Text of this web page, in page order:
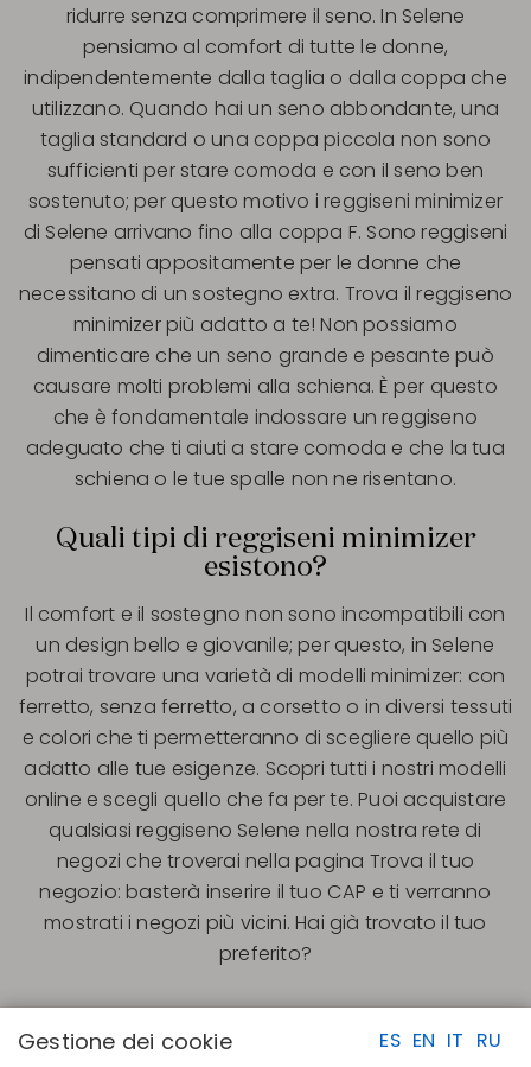
ridurre senza comprimere il seno. In Selene
pensiamo al comfort di tutte le donne,
indipendentemente dalla taglia o dalla coppa che
utilizzano. Quando hai un seno abbondante, una
taglia standard o una coppa piccola non sono
sufficienti per stare comoda e con il seno ben
sostenuto; per questo motivo i reggiseni minimizer
di Selene arrivano fino alla coppa F. Sono reggiseni
pensati appositamente per le donne che
necessitano di un sostegno extra. Trova il reggiseno
minimizer più adatto a te! Non possiamo
dimenticare che un seno grande e pesante può
causare molti problemi alla schiena. È per questo
che è fondamentale indossare un reggiseno
adeguato che ti aiuti a stare comoda e che la tua
schiena o le tue spalle non ne risentano.
Quali tipi di reggiseni minimizer
esistono?
Il comfort e il sostegno non sono incompatibili con
un design bello e giovanile; per questo, in Selene
potrai trovare una varietà di modelli minimizer: con
ferretto, senza ferretto, a corsetto o in diversi tessuti
e colori che ti permetteranno di scegliere quello più
adatto alle tue esigenze. Scopri tutti i nostri modelli
online e scegli quello che fa per te. Puoi acquistare
qualsiasi reggiseno Selene nella nostra rete di
negozi che troverai nella pagina Trova il tuo
negozio: basterà inserire il tuo CAP e ti verranno
mostrati i negozi più vicini. Hai già trovato il tuo
preferito?
ES EN IT RU
Gestione dei cookie